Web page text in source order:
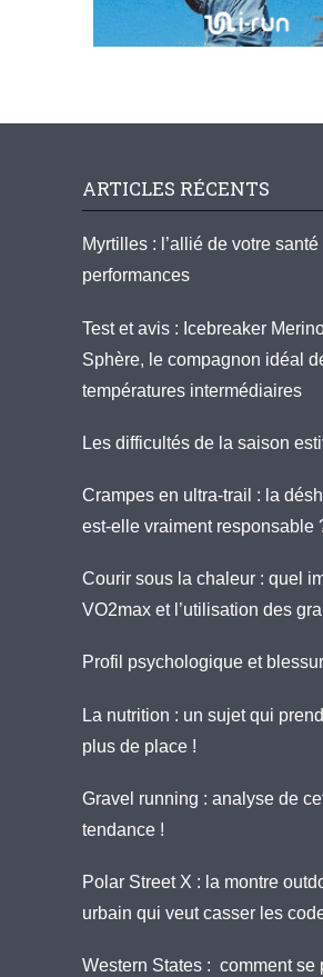
ARTICLES RÉCENTS
Myrtilles : l’allié de votre
performances
Test et avis : Icebreaker
Sphère, le compagnon idéal
températures intermédiaires
Les difficultés de la saison
Crampes en ultra-trail : la
est-elle vraiment responsable
Courir sous la chaleur : quel
VO2max et l’utilisation des
Profil psychologique et
La nutrition : un sujet qui
plus de place !
Gravel running : analyse de
tendance !
Polar Street X : la montre
urbain qui veut casser les
Western States : comment se